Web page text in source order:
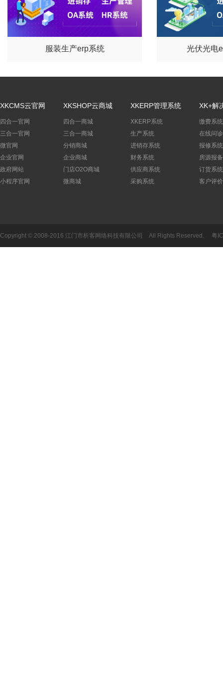
服装生产erp系统 光伏光电
XKCMS云官网
四合一官网
三合一官网
微官网
企业官网
政府网站
小程序官网
XKSHOP云商城
四合一商城
三合一商城
分销商城
企业商城
门店O2O商城
微商城
XKERP管理系统
XKERP系统
生产系统
进销存系统
财务系统
供应商系统
采购系统
XK+解
缴费系统
在线问
报修系
房源报
订货系统
客户评价
Copyright © 2008-2016 江门市析客网络科技有限公司 All Rights Reserved. 粤